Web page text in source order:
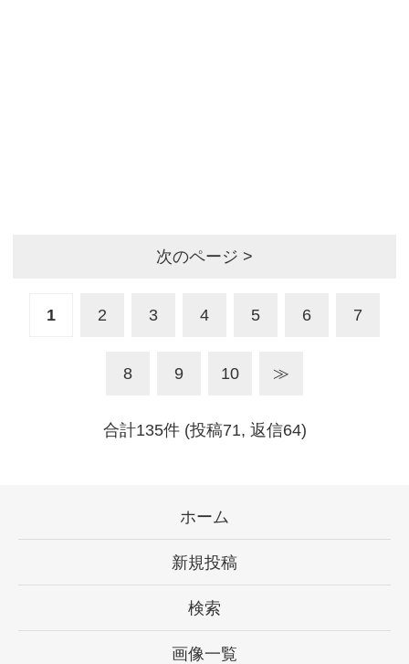
次のページ >
1 2 3 4 5 6 7
8 9 10 ≫
合計135件 (投稿71, 返信64)
ホーム
新規投稿
検索
画像一覧